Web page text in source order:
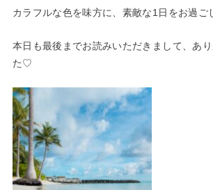
カラフルな色を味方に、素敵な1日をお過ご
本日も最後までお読みいただきまして、あ
た♡